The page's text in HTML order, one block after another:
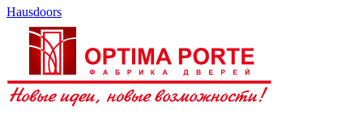
Hausdoors